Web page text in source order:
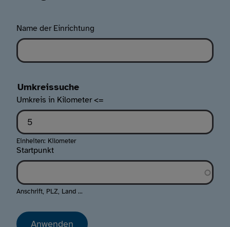
Name der Einrichtung
Umkreissuche
Umkreis in Kilometer <=
Einheiten: Kilometer
Startpunkt
Anschrift, PLZ, Land ...